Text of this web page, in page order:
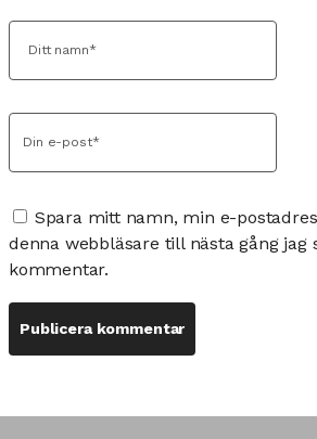
Spara mitt namn, min e-
denna webbläsare till nästa gång jag
kommentar.